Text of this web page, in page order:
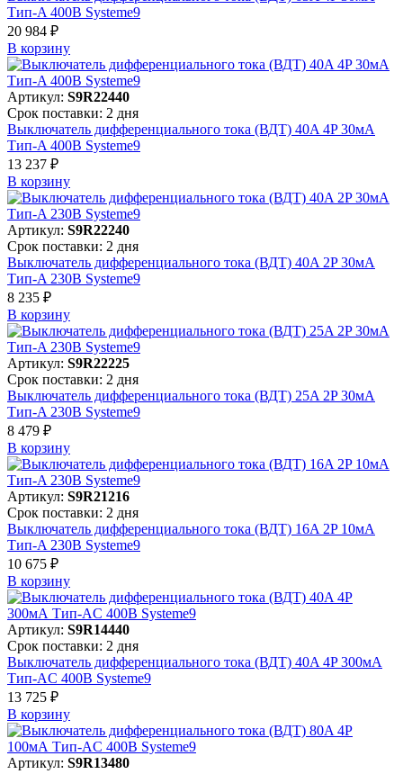
Тип-A 400В Systeme9
20 984 ₽
В корзинy
Артикул: S9R22440
Срок поставки: 2 дня
Выключатель дифференциального тока (ВДТ) 40A 4P 30мА
Тип-A 400В Systeme9
13 237 ₽
В корзинy
Артикул: S9R22240
Срок поставки: 2 дня
Выключатель дифференциального тока (ВДТ) 40A 2P 30мА
Тип-A 230В Systeme9
8 235 ₽
В корзинy
Артикул: S9R22225
Срок поставки: 2 дня
Выключатель дифференциального тока (ВДТ) 25A 2P 30мА
Тип-A 230В Systeme9
8 479 ₽
В корзинy
Артикул: S9R21216
Срок поставки: 2 дня
Выключатель дифференциального тока (ВДТ) 16A 2P 10мА
Тип-A 230В Systeme9
10 675 ₽
В корзинy
Артикул: S9R14440
Срок поставки: 2 дня
Выключатель дифференциального тока (ВДТ) 40A 4P 300мА
Тип-AC 400В Systeme9
13 725 ₽
В корзинy
Артикул: S9R13480